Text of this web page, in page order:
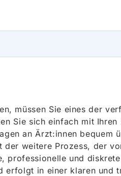
müssen Sie eines der
Sie sich einfach mit Ihren
an Ärzt:innen bequem
der weitere Prozess, der
professionelle und
erfolgt in einer klaren und